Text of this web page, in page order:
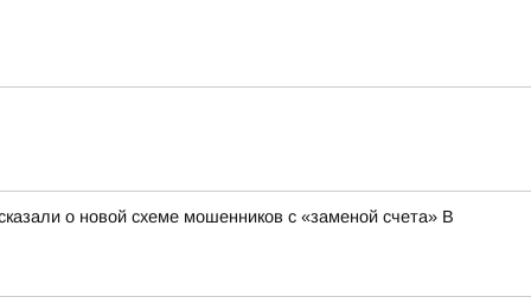
о новой схеме мошенников с «заменой счета» В